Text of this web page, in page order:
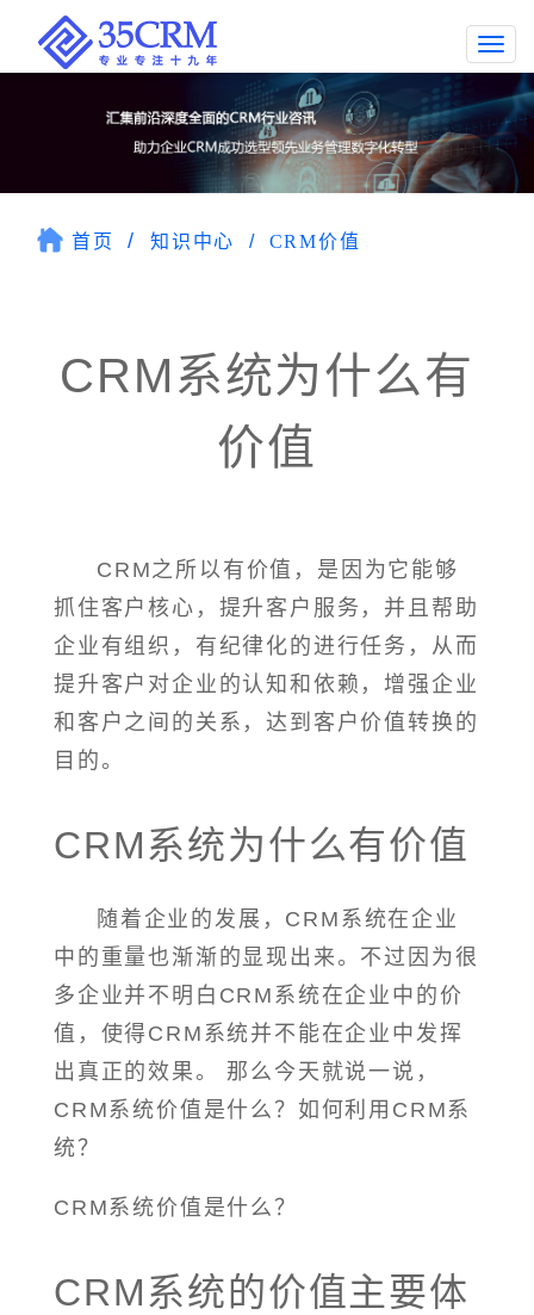
首页 知识中心 CRM价值
CRM系统为什么有
价值
CRM之所以有价值，是因为它能够
抓住客户核心，提升客户服务，并且帮助
企业有组织，有纪律化的进行任务，从而
提升客户对企业的认知和依赖，增强企业
和客户之间的关系，达到客户价值转换的
目的。
CRM系统为什么有价值
随着企业的发展，CRM系统在企业
中的重量也渐渐的显现出来。不过因为很
多企业并不明白CRM系统在企业中的价
值，使得CRM系统并不能在企业中发挥
出真正的效果。 那么今天就说一说，
CRM系统价值是什么？如何利用CRM系
统？
CRM系统价值是什么？
CRM系统的价值主要体